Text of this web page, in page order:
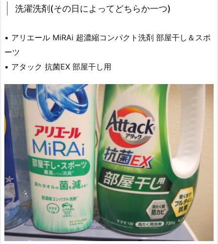
洗濯洗剤(その日によってどちらか一つ)
• アリエール MiRAi 超濃縮コンパクト洗剤 部屋干し＆スポ
ーツ
• アタック 抗菌EX 部屋干し用